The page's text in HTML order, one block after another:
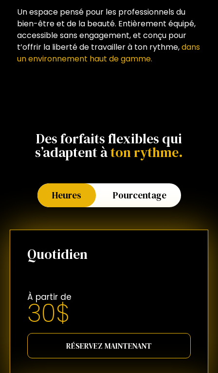
Un espace pensé pour les professionnels du
bien-être et de la beauté. Entièrement équipé,
accessible sans engagement, et conçu pour
t’offrir la liberté de travailler à ton rythme,dans
un environnement haut de gamme.
Des forfaits flexibles qui
s’adaptent àton rythme.
Heures Pourcentage
Quotidien
À partir de
30$
RÉSERVEZ MAINTENANT